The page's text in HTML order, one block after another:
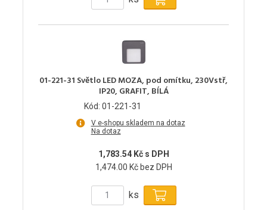
01-221-31 Světlo LED MOZA, pod omítku, 230Vstř,
IP20, GRAFIT, BÍLÁ
Kód: 01-221-31
V e-shopu skladem na dotaz
Na dotaz
1,783.54 Kč s DPH
1,474.00 Kč bez DPH
ks